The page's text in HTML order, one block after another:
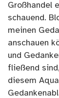
Großhandel
schauend.
meinen
anschauen
und
fließend
diesem